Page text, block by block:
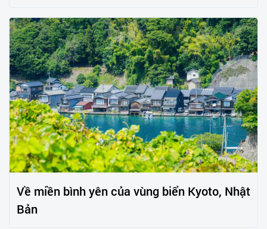
Về miền bình yên của vùng biển Kyoto, Nhật
Bản